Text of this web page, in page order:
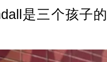
是三个孩子